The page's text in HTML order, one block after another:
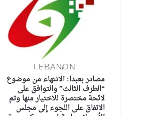
مصادر بعبدا: الانتهاء من موضوع
“الطرف الثالث” والتوافق على
لائحة مختصرة للاختيار منها وتم
الاتفاق على اللجوء إلى مجلس